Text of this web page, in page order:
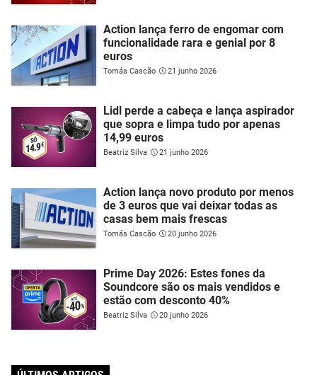
Action lança ferro de engomar com
funcionalidade rara e genial por 8
euros
Tomás Cascão 21 junho 2026
Lidl perde a cabeça e lança aspirador
que sopra e limpa tudo por apenas
14,99 euros
Beatriz Silva 21 junho 2026
Action lança novo produto por menos
de 3 euros que vai deixar todas as
casas bem mais frescas
Tomás Cascão 20 junho 2026
Prime Day 2026: Estes fones da
Soundcore são os mais vendidos e
estão com desconto 40%
Beatriz Silva 20 junho 2026